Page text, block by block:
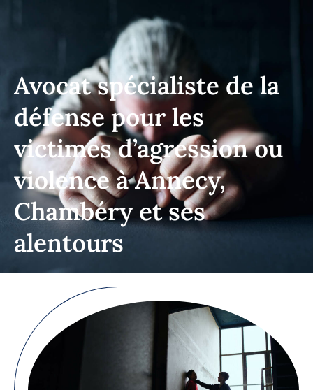
Avocat spécialiste de la
défense pour les
victimes d’agression ou
violence à Annecy,
Chambéry et ses
alentours